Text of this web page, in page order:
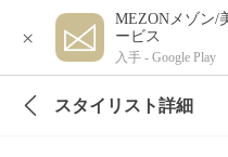
×
MEZONメゾン/
ービス
入手 - Google Play
スタイリスト詳細